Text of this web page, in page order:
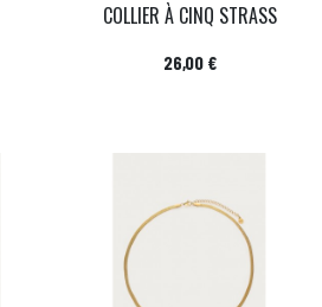
COLLIER À CINQ STRASS
Prix
26,00 €